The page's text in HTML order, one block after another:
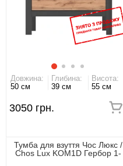
Довжина:
50 см
Глибина:
39 см
Висота:
55 см
3050 грн.
Тумба для взуття Чос Люкс /
Chos Lux KOM1D Гербор 1-